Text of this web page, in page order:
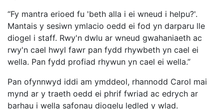
“Fy mantra erioed fu 'beth alla i ei wneud i helpu?'.
Mantais y sesiwn ymlacio oedd ei fod yn darparu lle
diogel i staff. Rwy'n dwlu ar wneud gwahaniaeth ac
rwy'n cael hwyl fawr pan fydd rhywbeth yn cael ei
wella. Pan fydd profiad rhywun yn cael ei wella.”
Pan ofynnwyd iddi am ymddeol, rhannodd Carol mai
mynd ar y traeth oedd ei phrif fwriad ac edrych ar
barhau i wella safonau diogelu ledled y wlad.